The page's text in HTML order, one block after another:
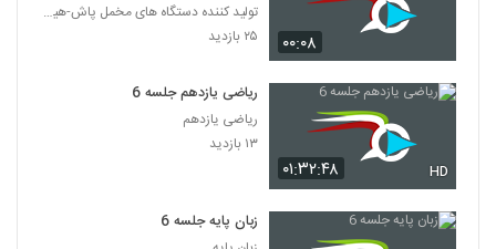
۰۰:۰۸
تولید کننده دستگاه های مخمل پاش-هیدروگرافیک-ابکاری
۲۵ بازدید
۰۱:۳۲:۴۸ HD
ریاضی یازدهم جلسه 6
ریاضی یازدهم
۱۳ بازدید
زبان پایه جلسه 6